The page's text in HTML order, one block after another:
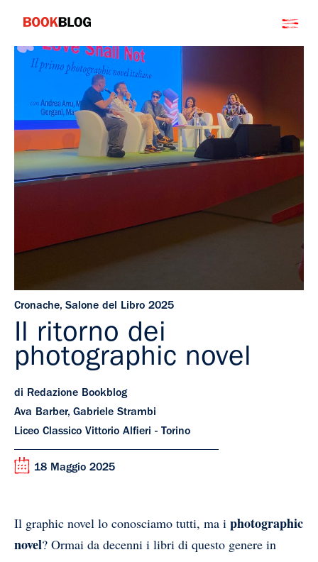
contenuto
Bookblog
Cronache, Salone del Libro 2025
Il ritorno dei
photographic novel
di Redazione Bookblog
Ava Barber, Gabriele Strambi
Liceo Classico Vittorio Alfieri - Torino
18 Maggio 2025
Il graphic novel lo conosciamo tutti, ma i photographic
novel? Ormai da decenni i libri di questo genere in